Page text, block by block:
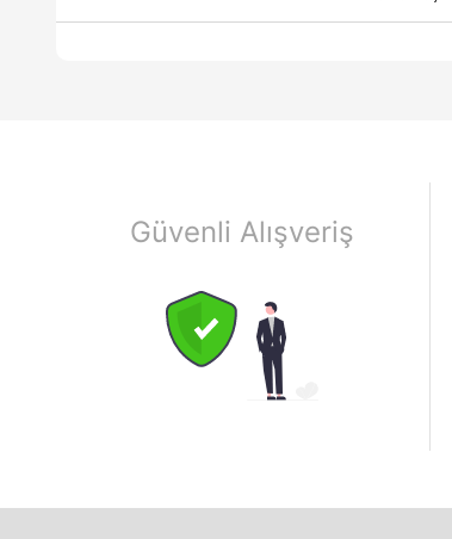
Güvenli Alışveriş